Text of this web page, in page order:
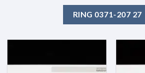
RING 0371-207 27